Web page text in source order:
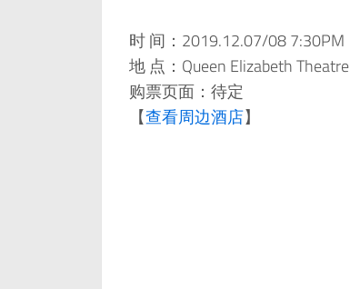
时 间：2019.12.07/08 7:30PM
地 点：Queen Elizabeth Theatre
购票页面：待定
【查看周边酒店】